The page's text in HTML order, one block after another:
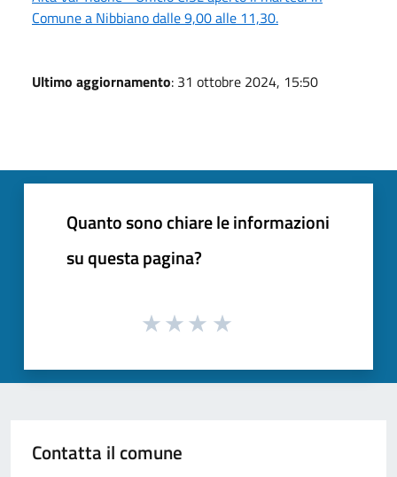
Comune a Nibbiano dalle 9,00 alle 11,30.
Ultimo aggiornamento: 31 ottobre 2024, 15:50
Quanto sono chiare le informazioni
su questa pagina?
Contatta il comune